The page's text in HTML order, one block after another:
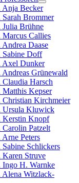
Becker
Brommer
Brühne
Callies
Daase
Sabine Doff
Axel Dunker
Grünewald
Harsch
Kepser
Kirchmeier
Ursula Kluwick
Kerstin Knopf
Patzelt
Peters
Schlickers
Struve
H. Warnke
Witzlack-